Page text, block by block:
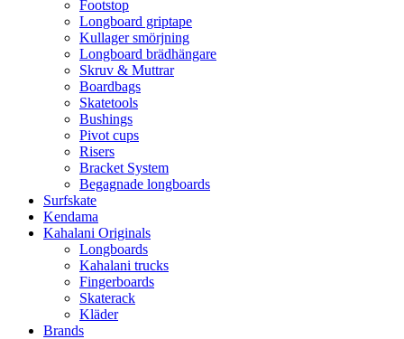
Footstop
Longboard griptape
Kullager smörjning
Longboard brädhängare
Skruv & Muttrar
Boardbags
Skatetools
Bushings
Pivot cups
Risers
Bracket System
Begagnade longboards
Surfskate
Kendama
Kahalani Originals
Longboards
Kahalani trucks
Fingerboards
Skaterack
Kläder
Brands